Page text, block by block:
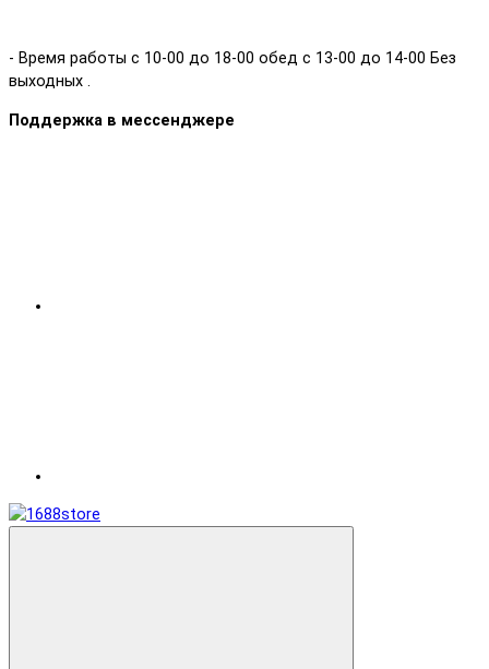
- Время работы с 10-00 до 18-00 обед с 13-00 до 14-00 Без
выходных .
Поддержка в мессенджере